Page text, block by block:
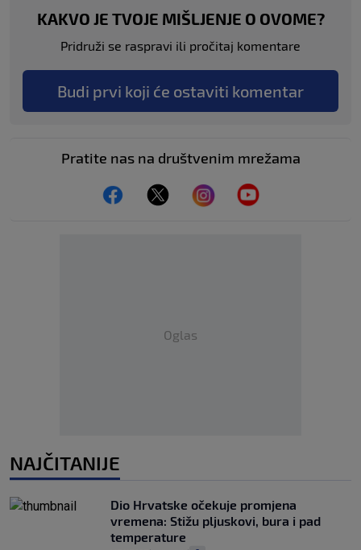
KAKVO JE TVOJE MIŠLJENJE O OVOME?
Pridruži se raspravi ili pročitaj komentare
Budi prvi koji će ostaviti komentar
Pratite nas na društvenim mrežama
Oglas
NAJČITANIJE
Dio Hrvatske očekuje promjena
vremena: Stižu pljuskovi, bura i pad
temperature